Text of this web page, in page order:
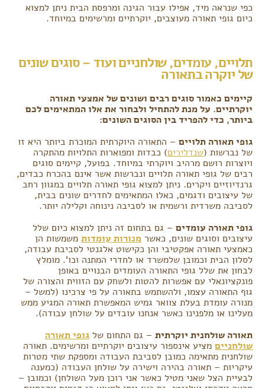
כפי שנראה מיד, אפילו עבור הגינה ומרפסת הבית ניתן למצוא
כיום גופי תאורה מעוצבים, יוקרתיים ומרשימים במיוחד.
תלויים, עומדים, שולחניים ועוד – סוגים שונים
של יוקרה בתאורה
קיימים כאמור סוגים רבים ושונים של אמצעי תאורה
יוקרתיים. על מנת להתחיל ולבחור את אלו המתאימים לכם
ביותר, כדי להפריד בין הסוגים השונים:
גופי תאורה תלויים– התאורה היוקרתית המוכרת ביותר היא זו
של נברשות (שנדלירים) כבדות ומפוארות התלויות מהתקרה
ויוצרות רושם מרהיב ויוקרתי במיוחד. בפועל, קיימים סוגים
רבים של גופי תאורה תלויים ונברשות אשר אינם בהכרח כבדים,
גרנדיוזיים ויקרים. ניתן למצוא גופי תאורה תלויים במגוון רחב
של עיצובים ודגמים, כאלו המתאימים לחדרים שונים בבית,
לסביבה משרדית ורשמית או לסביבה נינוחה וקלילה יותר.
גופי תאורה עומדים– גם בתחום זה ניתן למצוא כיום שלל
עיצובים וסוגים שונים, כאשר מנורות עומדותמשמשות הן
כאמצעי תאורה אפקטיבי והן כקישוט אלגנטי לסביבת עבודה,
לסלון הבית וכמובן שלמשרד או לחדרי המתנה וכו'. מומלץ
לבחון את שלל גופי התאורה העומדים הבנויים באופן
פונקציונאלי עם אפשרות להטות ולשחק עם הזווית והצורה של
גוף התאורה עצמו, ולהשתמש בתאורה על פי צרכינו (למשל –
מנורה עומדת בעלת צוואר גמיש המאפשרת תאורה המגיע ממש
מעלינו או מלפנינו כאשר אנחנו עובדים על שולחן עבודה).
תאורה שולחנית יוקרתית– גם התחום של גופי תאורה
שולחנייםמציע אינספור עיצובים יוקרתיים ומרשימים. תאורה
שולחנית מתאימה כמובן לסביבת העבודה ומספקת שתי מטרות
עיקריות – תאורה בהירה וישירה על שולחן העבודה (כמענה
לבעיית הצל שאני מטיל כאשר אני רוכן מעל השולחן) וכמובן –